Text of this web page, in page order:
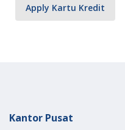
Apply Kartu Kredit
Kantor Pusat